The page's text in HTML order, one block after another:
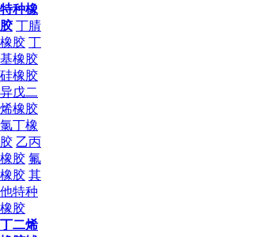
特种橡
胶 丁腈
橡胶 丁
基橡胶
硅橡胶
异戊二
烯橡胶
氯丁橡
胶 乙丙
橡胶 氟
橡胶 其
他特种
橡胶
丁二烯